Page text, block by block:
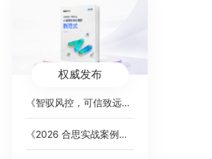
权威发布
《智驭风控，可信致远：AI 重塑财务内控的新范式》白皮书
《2026 合思实战案例集》，覆盖全行业标杆客户